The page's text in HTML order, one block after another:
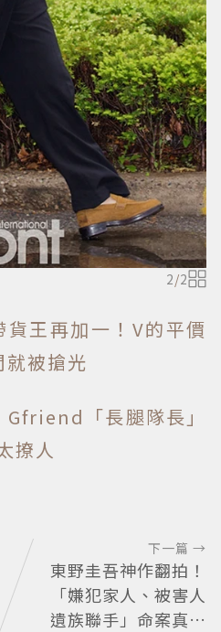
2/2
王再加一！V的平價
被搶光
「長腿隊長」
撩人
下一篇 →
東野圭吾神作翻拍！
「嫌犯家人、被害人
遺族聯手」命案真相